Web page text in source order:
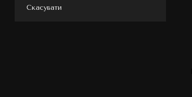
Мед
Скасувати